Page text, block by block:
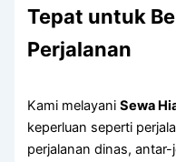
Tepat untuk
Perjalanan
Kami melayaniSewa
keperluan seperti
perjalanan dinas,